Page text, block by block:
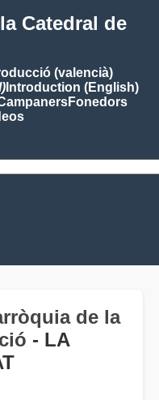
Catedral de
(valencià)
Introduction (English)
Fonedors
de la
- LA